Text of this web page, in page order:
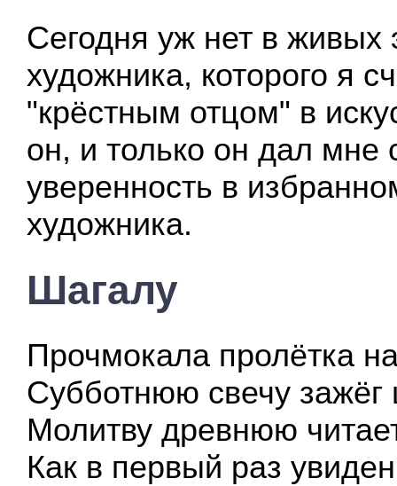
Сегодня уж нет в живых
художника, которого я
"крёстным отцом" в
он, и только он дал мне
уверенность в
художника.
Шагалу
Прочмокала пролётка
Субботнюю свечу зажёг
Молитву древнюю
Как в первый раз